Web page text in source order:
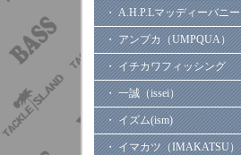
・ A.H.P.Lマッディーバニー
・ アンプカ（UMPQUA）
・ イチカワフィッシング
・ 一誠（issei）
・ イズム(ism)
・ イマカツ（IMAKATSU）